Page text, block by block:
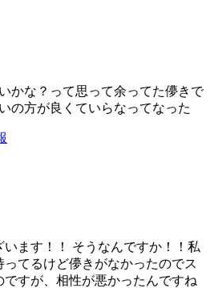
かな？って思って余ってた儚きで
の方が良くていらなってなった
ます！！ そうなんですか！！私
てるけど儚きがなかったのでス
ですが、相性が悪かったんですね